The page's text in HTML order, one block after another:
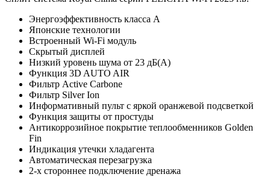
Энергоэффективность класса А
Японские технологии
Встроенный Wi-Fi модуль
Скрытый дисплей
Низкий уровень шума от 23 дБ(А)
Функция 3D AUTO AIR
Фильтр Active Carbone
Фильтр Silver Ion
Информативный пульт с яркой оранжевой подсветкой
Функция защиты от простуды
Антикоррозийное покрытие теплообменников Golden
Fin
Индикация утечки хладагента
Автоматическая перезагрузка
2-х стороннее подключение дренажа